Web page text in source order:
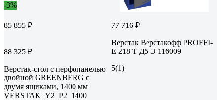
-3%
85 855 ₽
88 325 ₽
Верстак-стол с перфопанелью
двойной GREENBERG с
двумя ящиками, 1400 мм
VERSTAK_Y2_Р2_1400
77 716 ₽
Верстак Верстакофф PROFFI-
E 218 Т Д5 Э 116009
5(1)